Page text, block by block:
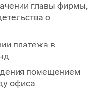
главы фирмы,
о
платежа в
помещением
офиса